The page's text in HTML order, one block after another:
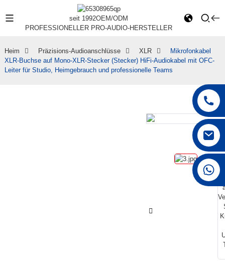
seit 1992OEM/ODM
PROFESSIONELLER PRO-AUDIO-HERSTELLER
+86 15168592711
Heim Präzisions-Audioanschlüsse XLR
Mikrofonkabel
XLR-Buchse auf Mono-XLR-Stecker (Stecker) HiFi-Audiokabel mit OFC-
Leiter für Studio, Heimgebrauch und professionelle Teams